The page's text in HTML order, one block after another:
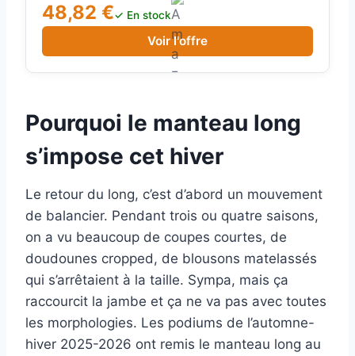
48,82 €✓ En stock
Voir l'offre
Pourquoi le manteau long
s’impose cet hiver
Le retour du long, c’est d’abord un mouvement
de balancier. Pendant trois ou quatre saisons,
on a vu beaucoup de coupes courtes, de
doudounes cropped, de blousons matelassés
qui s’arrêtaient à la taille. Sympa, mais ça
raccourcit la jambe et ça ne va pas avec toutes
les morphologies. Les podiums de l’automne-
hiver 2025-2026 ont remis le manteau long au